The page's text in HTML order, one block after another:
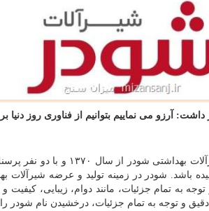
آرزو می نماییم بتوانیم از فناوری روز
به گزارش میزان سنج به نقل از مهر،
باشد. شودر در زمینه تولید و عرضه
به تمام جزئیات، مانند دوام، زیبایی، کیفیت
و توجه به تمام جزئیات، درخشیدن نام شودر